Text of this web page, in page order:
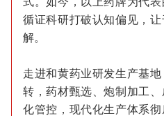
循证科研打破认知偏见，
解。
走进和黄药业研发生产基
转，药材甄选、炮制加工
化管控，现代化生产体系